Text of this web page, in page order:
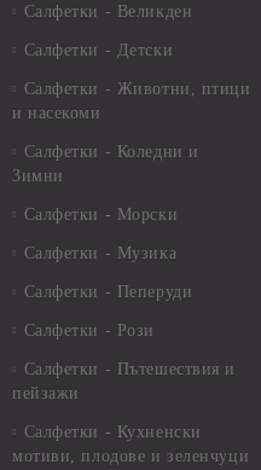
Салфетки - Великден
Салфетки - Детски
Салфетки - Животни, птици
и насекоми
Салфетки - Коледни и
Зимни
Салфетки - Морски
Салфетки - Музика
Салфетки - Пеперуди
Салфетки - Рози
Салфетки - Пътешествия и
пейзажи
Салфетки - Кухненски
мотиви, плодове и зеленчуци